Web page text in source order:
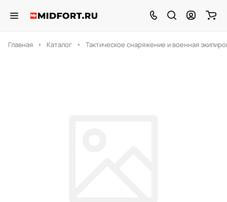
Главная Каталог Тактическое снаряжение и военная